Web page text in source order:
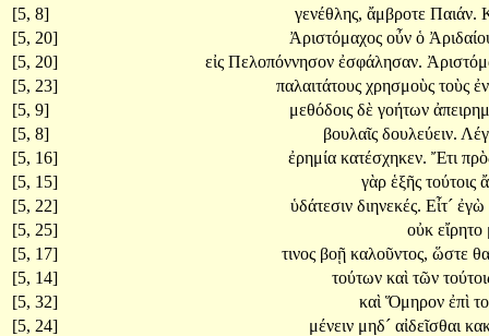
[5, 8]
γενέθλης, ἄμβροτε Παιάν.
[5, 20]
Ἀριστόμαχος οὖν ὁ
[5, 20]
εἰς Πελοπόννησον ἐσφάλησαν.
[5, 23]
παλαιτάτους χρησμοὺς τοὺς
[5, 9]
μεθόδοις δὲ γοήτων
[5, 8]
βουλαῖς δουλεύειν.
[5, 16]
ἐρημία κατέσχηκεν. Ἔτι
[5, 15]
γὰρ ἑξῆς τούτοις
[5, 22]
ὑδάτεσιν διηνεκές. Εἶτ´ ἐγὼ
[5, 25]
οὐκ εἴρητο
[5, 17]
τινος βοῇ καλοῦντος, ὥστε
[5, 14]
τούτων καὶ τῶν
[5, 32]
καὶ Ὅμηρον ἐπὶ
[5, 24]
μένειν μηδ´ αἰδεῖσθαι